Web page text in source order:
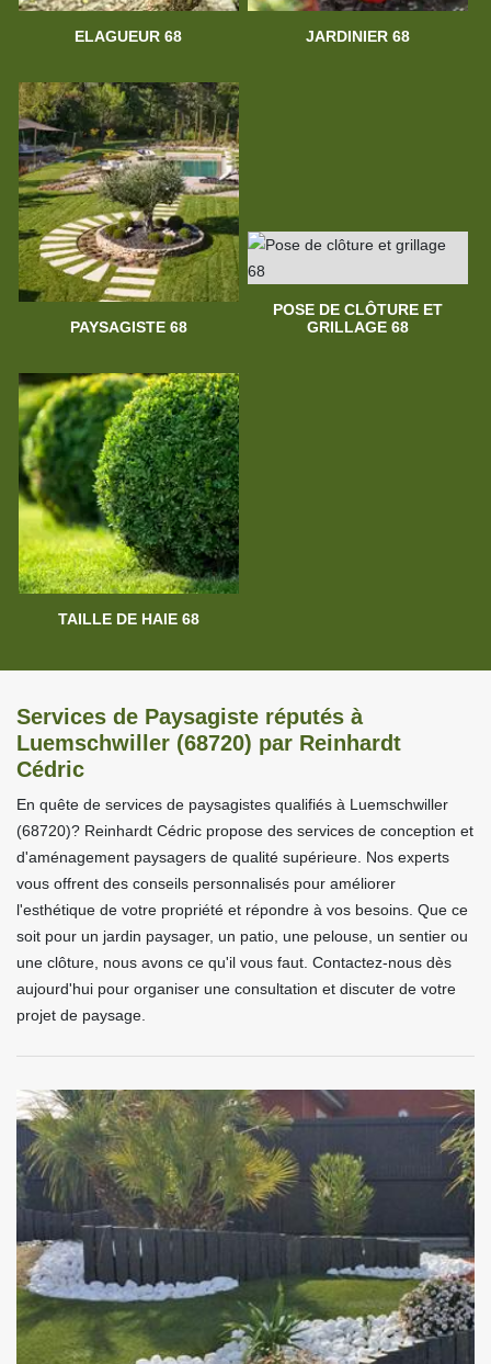
ELAGUEUR 68 JARDINIER 68
PAYSAGISTE 68
POSE DE CLÔTURE ET
GRILLAGE 68
TAILLE DE HAIE 68
Services de Paysagiste réputés à
Luemschwiller (68720) par Reinhardt
Cédric
En quête de services de paysagistes qualifiés à Luemschwiller
(68720)? Reinhardt Cédric propose des services de conception et
d'aménagement paysagers de qualité supérieure. Nos experts
vous offrent des conseils personnalisés pour améliorer
l'esthétique de votre propriété et répondre à vos besoins. Que ce
soit pour un jardin paysager, un patio, une pelouse, un sentier ou
une clôture, nous avons ce qu'il vous faut. Contactez-nous dès
aujourd'hui pour organiser une consultation et discuter de votre
projet de paysage.